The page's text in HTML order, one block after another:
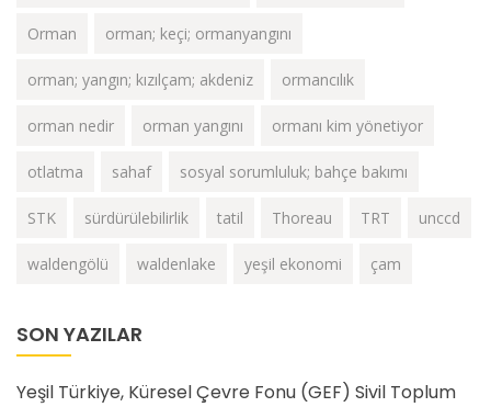
Orman orman; keçi; ormanyangını
orman; yangın; kızılçam; akdeniz ormancılık
orman nedir orman yangını ormanı kim yönetiyor
otlatma sahaf sosyal sorumluluk; bahçe bakımı
STK sürdürülebilirlik tatil Thoreau TRT unccd
waldengölü waldenlake yeşil ekonomi çam
SON YAZILAR
Yeşil Türkiye, Küresel Çevre Fonu (GEF) Sivil Toplum